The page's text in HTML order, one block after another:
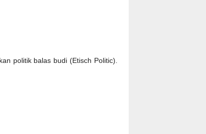
politik balas budi (Etisch Politic).